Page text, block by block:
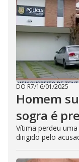
DO R7/16/01/2025
Homem
sogra é
Vítima perdeu
dirigido pelo